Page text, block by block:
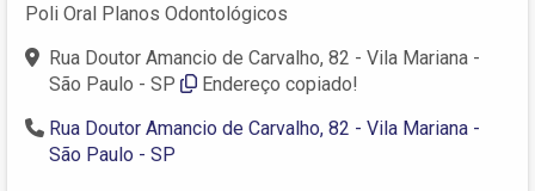
Poli Oral Planos Odontológicos
Rua Doutor Amancio de Carvalho, 82 - Vila Mariana -
São Paulo - SP
Endereço copiado!
Rua Doutor Amancio de Carvalho, 82 - Vila Mariana -
São Paulo - SP